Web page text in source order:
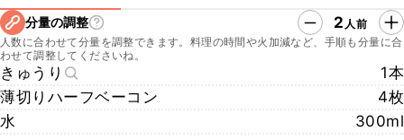
分量の調整 2 人前
人数に合わせて分量を調整できます。料理の時間や火加減など、手順も分量に合
わせて調整してくださいね。
きゅうり
1本
薄切りハーフベーコン
4枚
水
300ml